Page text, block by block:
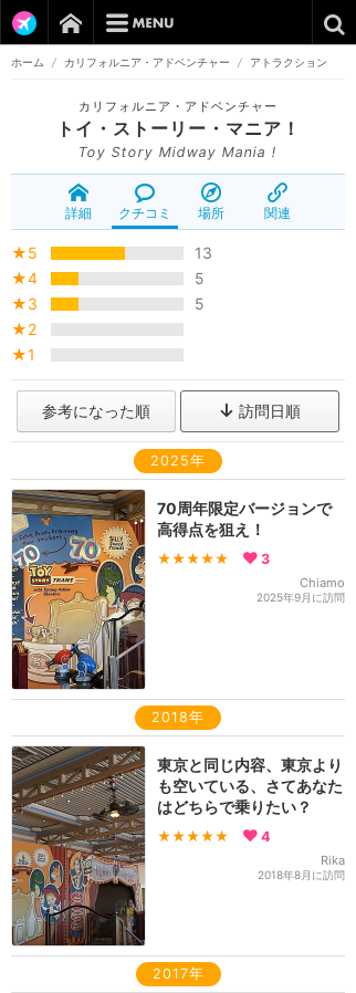
ホーム / カリフォルニア・アドベンチャー / アトラクション
カリフォルニア・アドベンチャー
トイ・ストーリー・マニア！
Toy Story Midway Mania !
詳細 クチコミ 場所 関連
★5
13
★4
5
★3
5
★2
★1
参考になった順 訪問日順
2025年
70周年限定バージョンで
高得点を狙え！
★★★★★ 3
Chiamo
2025年9月に訪問
2018年
東京と同じ内容、東京より
も空いている、さてあなた
はどちらで乗りたい？
★★★★★ 4
Rika
2018年8月に訪問
2017年